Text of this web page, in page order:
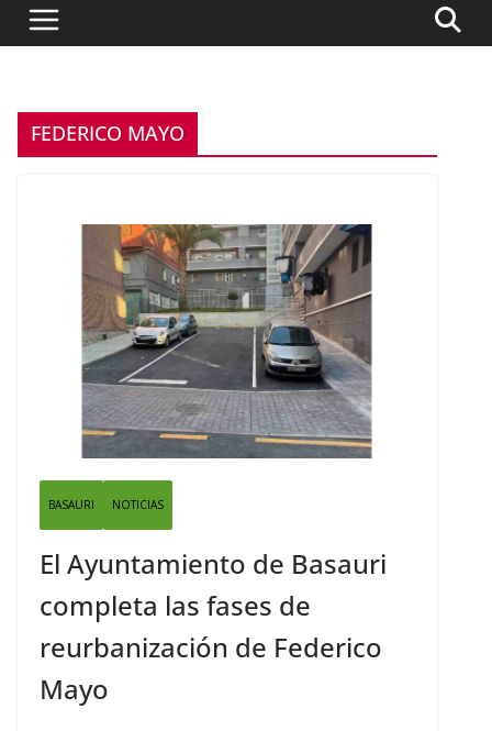
FEDERICO MAYO
BASAURI NOTICIAS
El Ayuntamiento de Basauri
completa las fases de
reurbanización de Federico
Mayo